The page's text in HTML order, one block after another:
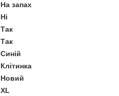
На запах
Ні
Так
Так
Синій
Клітинка
Новий
XL